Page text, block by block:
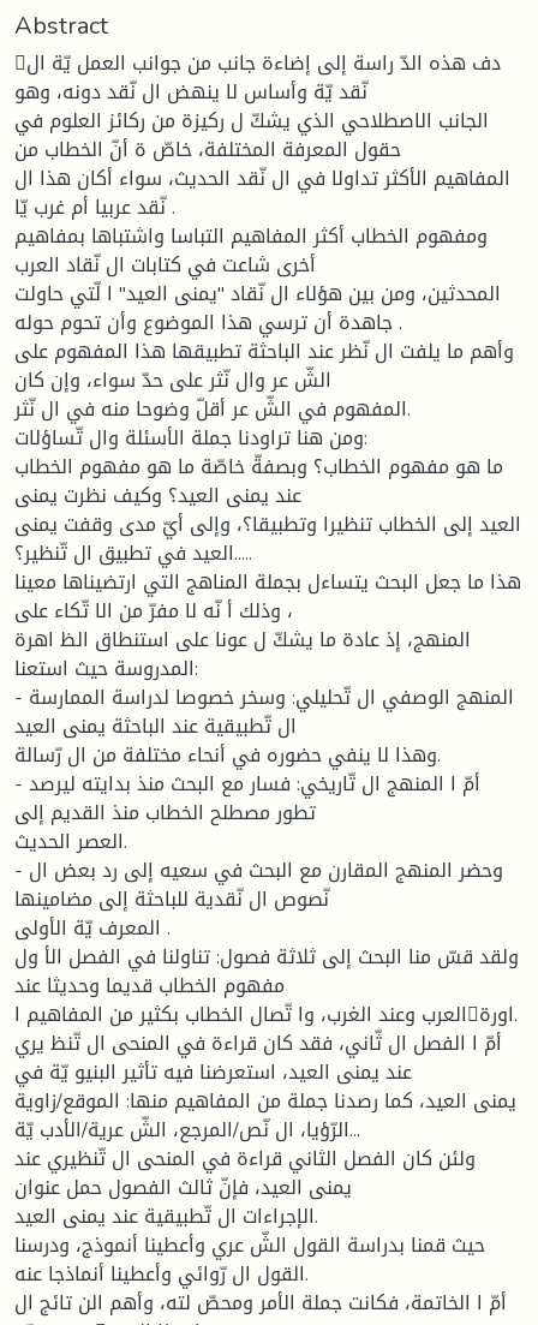
Abstract
دف هذه الدّ راسة إلى إضاءة جانب من جوانب العمل يّة ال
نّقد يّة وأساس لا ينهض ال نّقد دونه، وهو
الجانب الاصطلاحي الذي يشكّ ل ركيزة من ركائز العلوم في
حقول المعرفة المختلفة، خاصّ ة أنّ الخطاب من
المفاهيم الأكثر تداولا في ال نّقد الحديث، سواء أكان هذا ال
نّقد عربيا أم غرب يّا .
ومفهوم الخطاب أكثر المفاهيم التباسا واشتباها بمفاهيم
أخرى شاعت في كتابات ال نّقاد العرب
المحدثين، ومن بين هؤلاء ال نّقاد "يمنى العيد" ا لّتي حاولت
جاهدة أن ترسي هذا الموضوع وأن تحوم حوله .
وأهم ما يلفت ال نّظر عند الباحثة تطبيقها هذا المفهوم على
الشّ عر وال نّثر على حدّ سواء، وإن كان
المفهوم في الشّ عر أقلّ وضوحا منه في ال نّثر.
ومن هنا تراودنا جملة الأسئلة وال تّساؤلات:
ما هو مفهوم الخطاب؟ وبصفةّ خاصّة ما هو مفهوم الخطاب
عند يمنى العيد؟ وكيف نظرت يمنى
العيد إلى الخطاب تنظيرا وتطبيقا؟، وإلى أيّ مدى وقفت يمنى
العيد في تطبيق ال تّنظير؟.....
هذا ما جعل البحث يتساءل بجملة المناهج التي ارتضيناها معينا
، وذلك أ نّه لا مفرّ من الا تّكاء على
المنهج، إذ عادة ما يشكّ ل عونا على استنطاق الظ اهرة
المدروسة حيث استعنا:
- المنهج الوصفي ال تّحليلي: وسخر خصوصا لدراسة الممارسة
ال تّطبيقية عند الباحثة يمنى العيد
وهذا لا ينفي حضوره في أنحاء مختلفة من ال رّسالة.
- أمّ ا المنهج ال تّاريخي: فسار مع البحث منذ بدايته ليرصد
تطور مصطلح الخطاب منذ القديم إلى
العصر الحديث.
- وحضر المنهج المقارن مع البحث في سعيه إلى رد بعض ال
نّصوص ال نّقدية للباحثة إلى مضامينها
المعرف يّة الأولى .
ولقد قسّ منا البحث إلى ثلاثة فصول: تناولنا في الفصل الأ ول
مفهوم الخطاب قديما وحديثا عند
العرب وعند الغرب، وا تّصال الخطاب بكثير من المفاهيم ااورة.
أمّ ا الفصل ال ثّاني، فقد كان قراءة في المنحى ال تّنظ يري
عند يمنى العيد، استعرضنا فيه تأثير البنيو يّة في
يمنى العيد، كما رصدنا جملة من المفاهيم منها: الموقع/زاوية
الرّؤيا، ال نّص/المرجع، الشّ عرية/الأدب يّة...
ولئن كان الفصل الثاني قراءة في المنحى ال تّنظيري عند
يمنى العيد، فإنّ ثالث الفصول حمل عنوان
الإجراءات ال تّطبيقية عند يمنى العيد.
حيث قمنا بدراسة القول الشّ عري وأعطينا أنموذج، ودرسنا
القول ال رّوائي وأعطينا أنماذجا عنه.
أمّ ا الخاتمة، فكانت جملة الأمر ومحصّ لته، وأهم الن تائج ال